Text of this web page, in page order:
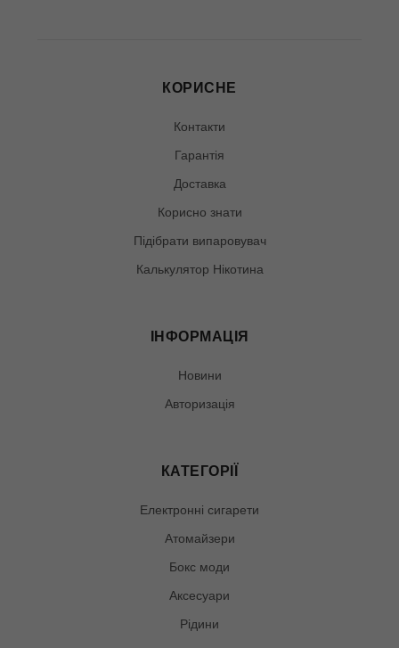
КОРИСНЕ
Контакти
Гарантія
Доставка
Корисно знати
Підібрати випаровувач
Калькулятор Нікотина
ІНФОРМАЦІЯ
Новини
Авторизація
КАТЕГОРІЇ
Електронні сигарети
Атомайзери
Бокс моди
Аксесуари
Рідини